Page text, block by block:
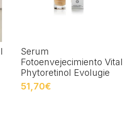
Serum
Fotoenvejecimiento Vital
Phytoretinol Evolugie
51,70€